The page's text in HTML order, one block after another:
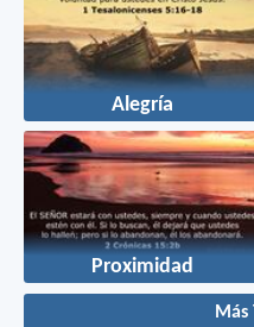
Alegría
Proximidad
Más